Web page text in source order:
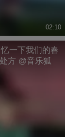
02:10
一下我们的春
方 @音乐狐